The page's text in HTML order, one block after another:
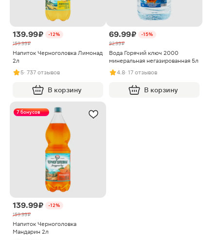
139.99 ₽
-12%
159.99 ₽
Напиток Черноголовка Лимонад
2л
5· 737 отзывов
В корзину
69.99 ₽
-15%
82.99 ₽
Вода Горячий ключ 2000
минеральная негазированная 5л
4.8· 17 отзывов
В корзину
7 бонусов
139.99 ₽
-12%
159.99 ₽
Напиток Черноголовка
Мандарин 2л